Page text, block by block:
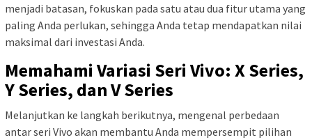
menjadi batasan, fokuskan pada satu atau dua fitur utama yang
paling Anda perlukan, sehingga Anda tetap mendapatkan nilai
maksimal dari investasi Anda.
Memahami Variasi Seri Vivo: X Series,
Y Series, dan V Series
Melanjutkan ke langkah berikutnya, mengenal perbedaan
antar seri Vivo akan membantu Anda mempersempit pilihan